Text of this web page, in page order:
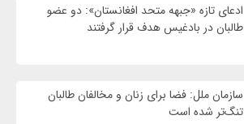
ادعای تازه «جبهه متحد افغانستان»: دو عضو
طالبان در بادغیس هدف قرار گرفتند
سازمان ملل: فضا برای زنان و مخالفان طالبان
تنگ‌تر شده است